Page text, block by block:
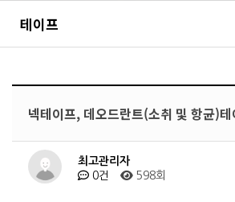
테이프
넥테이프, 데오드란트(소취 및 항균)테
최고관리자
0건
598회